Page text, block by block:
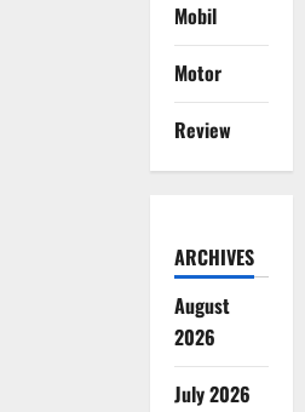
Mobil
Motor
Review
ARCHIVES
August
2026
July 2026